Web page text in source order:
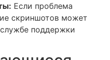
Если проблема
скриншотов может
поддержки